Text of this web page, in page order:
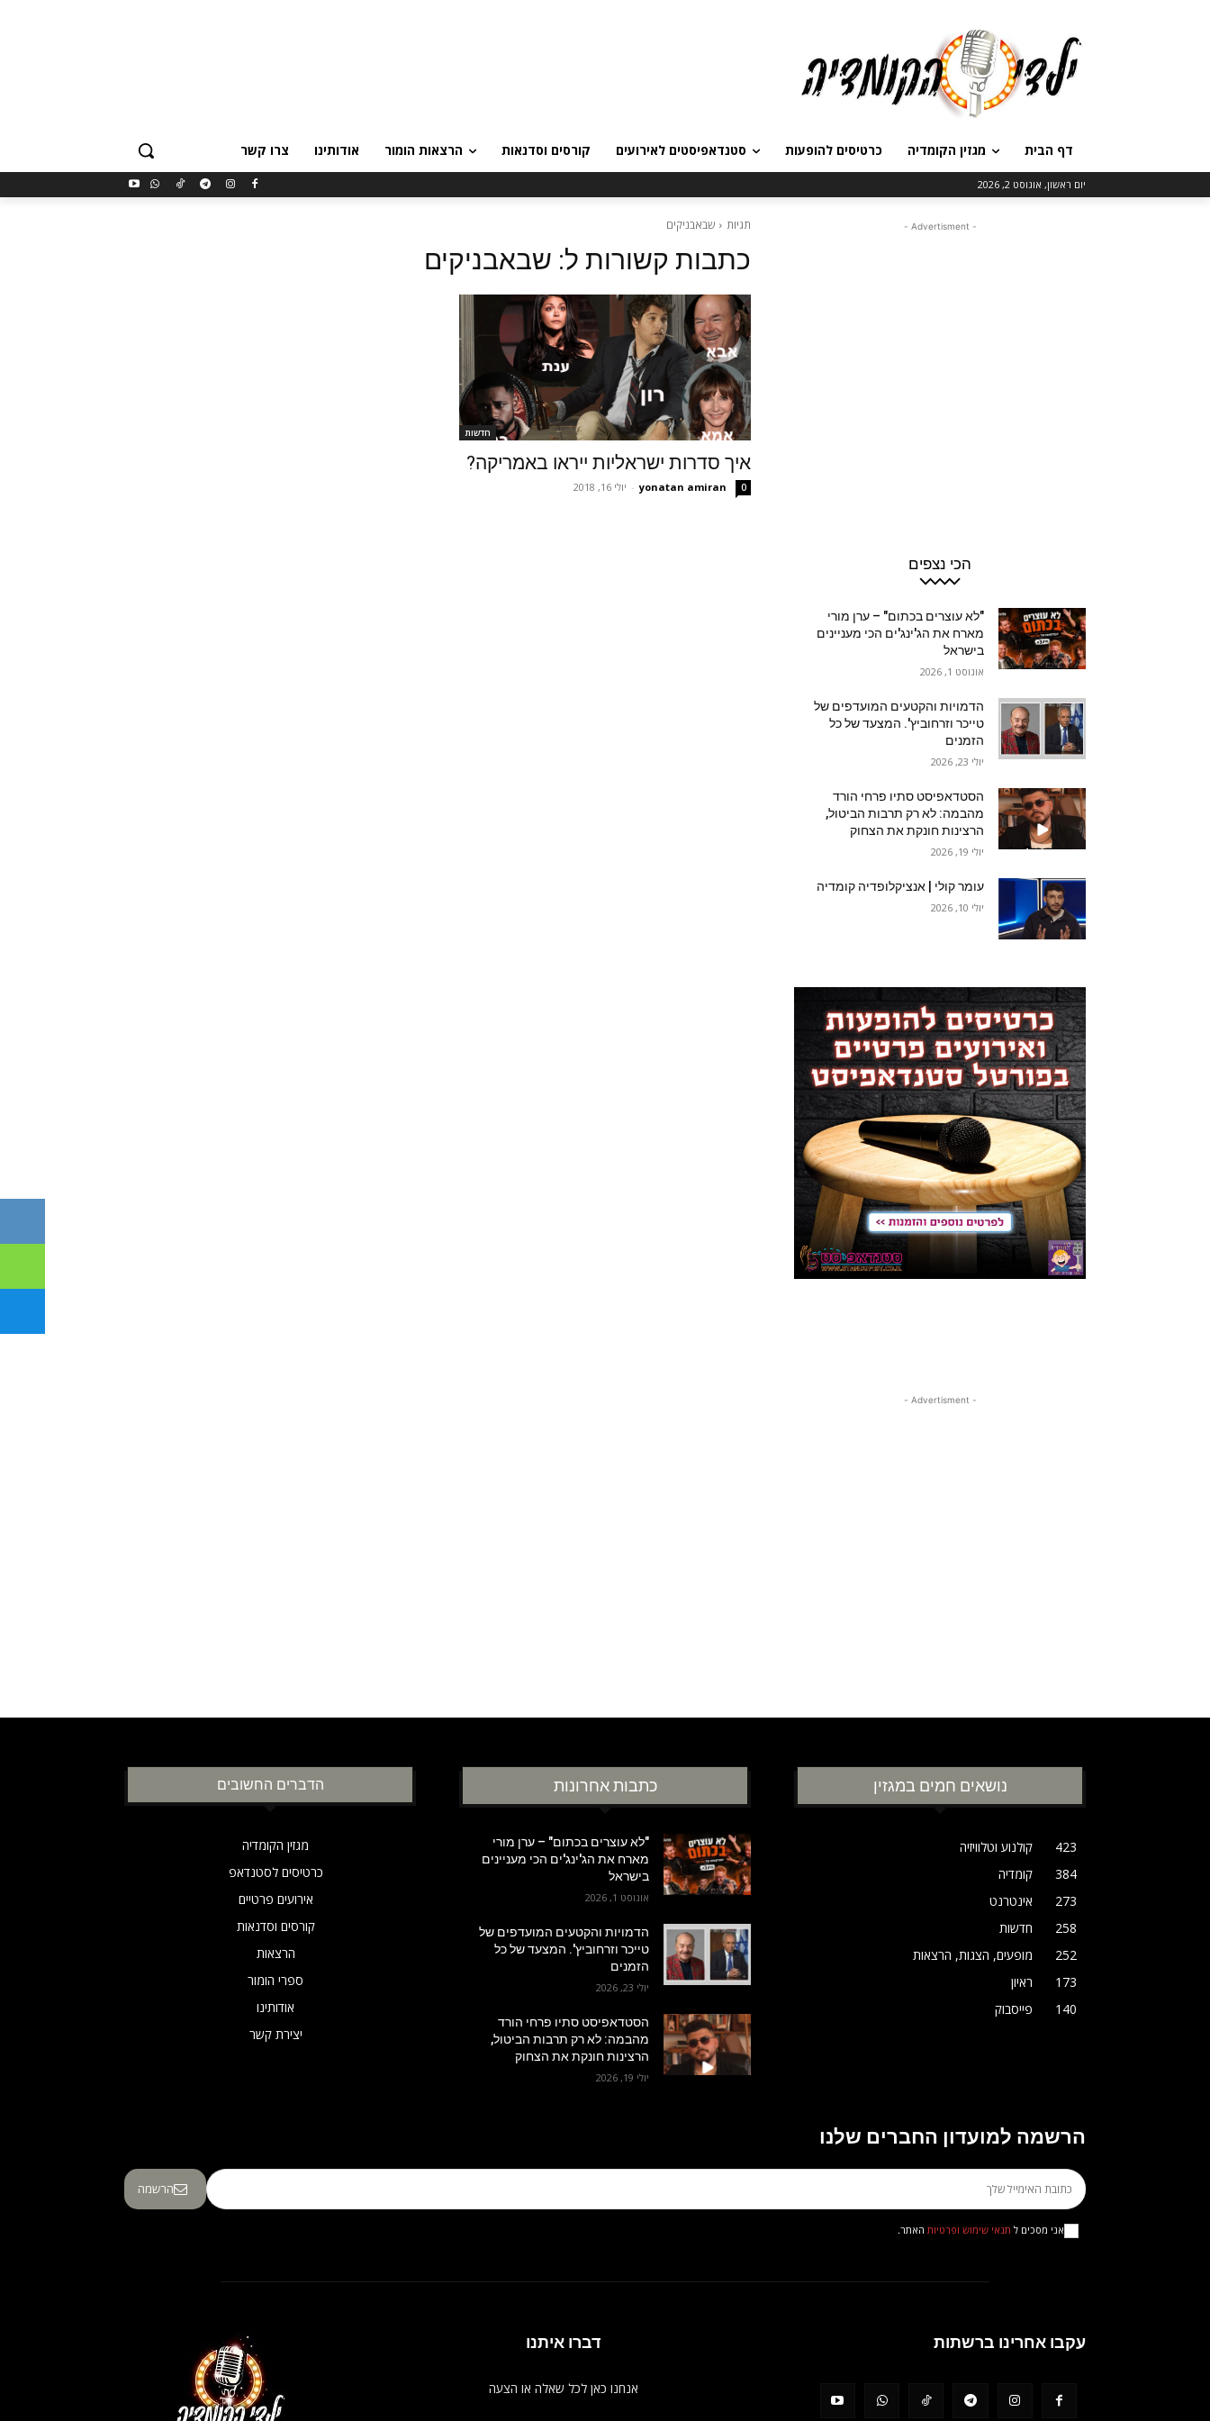
דף הבית מגזין הקומדיה כרטיסים להופעות סטנדאפיסטים לאירועים קורסים וסדנאות הרצאות הומור אודותינו צרו קשר
יום ראשון, אוגוסט 2, 2026
תגיות שבאבניקים
כתבות קשורות ל: שבאבניקים
חדשות
איך סדרות ישראליות ייראו באמריקה?
yonatan amiran
- יולי 16, 2018 0
- Advertisment -
הכי נצפים
"לא עוצרים בכתום" – ערן מורי
מארח את הג'ינג'ים הכי מעניינים
בישראל
אוגוסט 1, 2026
הדמויות והקטעים המועדפים של
טייכר וזרחוביץ'. המצעד של כל
הזמנים
יולי 23, 2026
הסטדאפיסט סתיו פרחי הורד
מהבמה: לא רק תרבות הביטול,
הרצינות חונקת את הצחוק
יולי 19, 2026
עומר קולי | אנציקלופדיה קומדיה
יולי 10, 2026
- Advertisment -
הדברים החשובים
מגזין הקומדיה
כרטיסים לסטנדאפ
אירועים פרטיים
קורסים וסדנאות
הרצאות
ספרי הומור
אודותינו
יצירת קשר
כתבות אחרונות
"לא עוצרים בכתום" – ערן מורי
מארח את הג'ינג'ים הכי מעניינים
בישראל
אוגוסט 1, 2026
הדמויות והקטעים המועדפים של
טייכר וזרחוביץ'. המצעד של כל
הזמנים
יולי 23, 2026
הסטדאפיסט סתיו פרחי הורד
מהבמה: לא רק תרבות הביטול,
הרצינות חונקת את הצחוק
יולי 19, 2026
נושאים חמים במגזין
קולנוע וטלוויזיה
423
קומדיה
384
אינטרנט
273
חדשות
258
מופעים, הצגות, הרצאות
252
ראיון
173
פייסבוק
140
הרשמה למועדון החברים שלנו
הרשמה
אני מסכים ל תנאי שימוש ופרטיותהאתר.
דברו איתנו
אנחנו כאן לכל שאלה או הצעה
עקבו אחרינו ברשתות